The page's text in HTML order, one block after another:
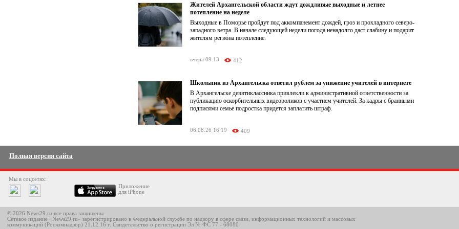
Жителей Архангельской области ждут дождливые выходные и летнее
потепление на неделе
Выходные в Поморье пройдут под аккомпанемент дождей, гроз и прохладного северо-
западного ветра. В начале следующей недели погода ненадолго даст слабину и подарит
жителям региона потепление.
вчера 09:13 412
Школьник из Архангельска ответил рублем за унижение учителей в интернете
В Архангельске девятиклассника привлекли к административной ответственности за
публикацию оскорбительных видеороликов с участием учителей. За кадры с бранными
подписями семье подростка придется заплатить штраф.
06.08.26 16:19 409
Полная версия сайта
Мы в соцсетях:
Приложение
для iPhone
© 2026 News29.ru все права защищены
Сетевое издание «News29.ru» зарегистрировано в Федеральной службе по надзору в сфере связи, информационных технологий и массовых
коммуникаций (Роскомнадзор) 21.12.16 г. Свидетельство о регистрации Эл № ФС 77 - 68080